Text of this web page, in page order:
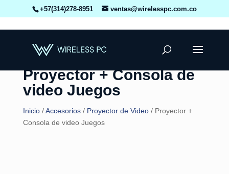
+57(314)278-8951 ventas@wirelesspc.com.co
Proyector + Consola de
video Juegos
Inicio/Accesorios/ Proyector de Video/ Proyector +
Consola de video Juegos